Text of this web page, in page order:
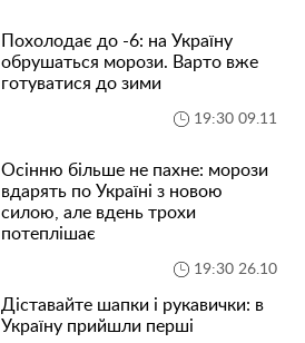
Похолодає до -6: на Україну
обрушаться морози. Варто вже
готуватися до зими
19:30 09.11
Осінню більше не пахне: морози
вдарять по Україні з новою
силою, але вдень трохи
потеплішає
19:30 26.10
Діставайте шапки і рукавички: в
Україну прийшли перші